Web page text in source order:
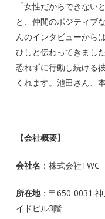
「女性だからできない
と、仲間のポジティブ
んのインタビューから
ひしと伝わってきまし
恐れずに行動し続ける
くれます。池田さん、
【会社概要】
会社名 ：株式会社TWC
所在地：〒650-0031
イドビル3階